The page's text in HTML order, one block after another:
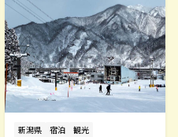
新潟県 宿泊 観光